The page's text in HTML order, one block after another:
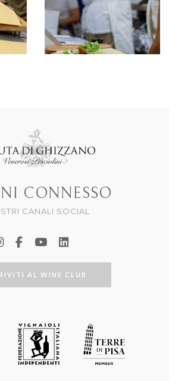
CONNESSO
CANALI SOCIAL
AL WINE CLUB